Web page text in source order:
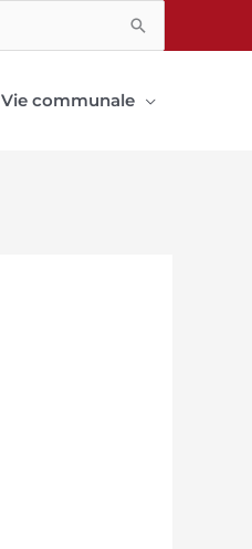
Vie communale